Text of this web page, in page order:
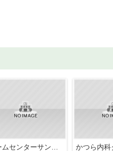
かつら内科